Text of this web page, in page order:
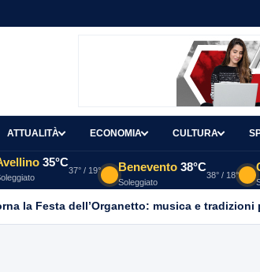
ATTUALITÀ ECONOMIA CULTURA
35°C
37° / 19° Benevento 38°C
Soleggiato
38° / 18°
la Festa dell’Organetto: musica e tradizioni